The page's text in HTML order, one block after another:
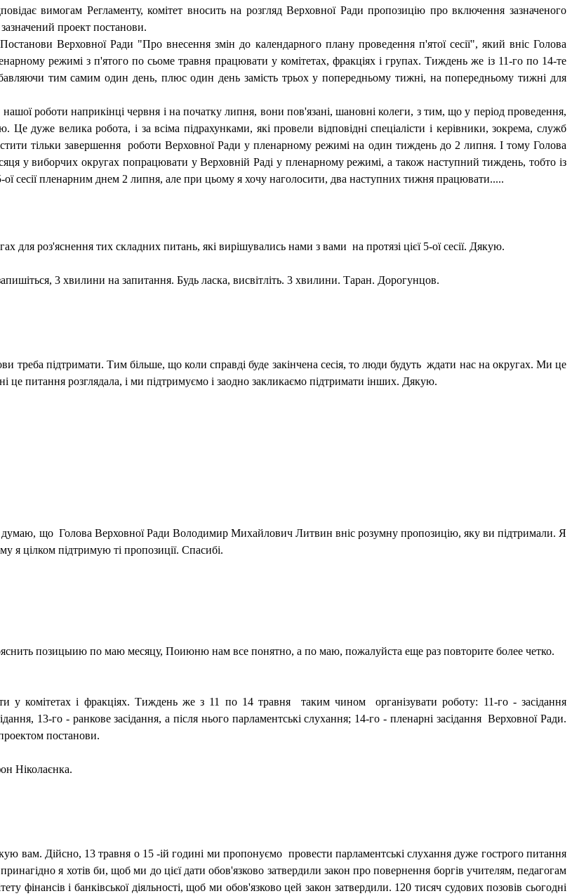
вимогам Регламенту, комітет вносить на розгляд Верховної Ради пропозицію про включення зазначеного
проект постанови.
Верховної Ради "Про внесення змін до календарного плану проведення п'ятої сесії", який вніс Голова
режимі з п'ятого по сьоме травня працювати у комітетах, фракціях і групах. Тиждень же із 11-го по 14-те
тим самим один день, плюс один день замість трьох у попередньому тижні, на попередньому тижні для
роботи наприкінці червня і на початку липня, вони пов'язані, шановні колеги, з тим, що у період проведення,
Це дуже велика робота, і за всіма підрахунками, які провели відповідні спеціалісти і керівники, зокрема, служб
тільки завершення роботи Верховної Ради у пленарному режимі на один тиждень до 2 липня. І тому Голова
у виборчих округах попрацювати у Верховній Раді у пленарному режимі, а також наступний тиждень, тобто із
ої сесії пленарним днем 2 липня, але при цьому я хочу наголосити, два наступних тижня працювати.....
для роз'яснення тих складних питань, які вирішувались нами з вами на протязі цієї 5-ої сесії. Дякую.
3 хвилини на запитання. Будь ласка, висвітліть. 3 хвилини. Таран. Дорогунцов.
треба підтримати. Тим більше, що коли справді буде закінчена сесія, то люди будуть ждати нас на округах. Ми це
це питання розглядала, і ми підтримуємо і заодно закликаємо підтримати інших. Дякую.
думаю, що Голова Верховної Ради Володимир Михайлович Литвин вніс розумну пропозицію, яку ви підтримали. Я
я цілком підтримую ті пропозиції. Спасибі.
позицыию по маю месяцу, Поиюню нам все понятно, а по маю, пожалуйста еще раз повторите более четко.
у комітетах і фракціях. Тиждень же з 11 по 14 травня таким чином
організувати роботу: 11-го - засідання
13-го - ранкове засідання, а після нього парламентські слухання; 14-го - пленарні засідання Верховної Ради.
постанови.
Ніколаєнка.
вам. Дійсно, 13 травня о 15 -ій годині ми пропонуємо провести парламентські слухання дуже гострого питання
я хотів би, щоб ми до цієї дати обов'язково затвердили закон про повернення боргів учителям, педагогам
фінансів і банківської діяльності, щоб ми обов'язково цей закон затвердили. 120 тисяч судових позовів сьогодні